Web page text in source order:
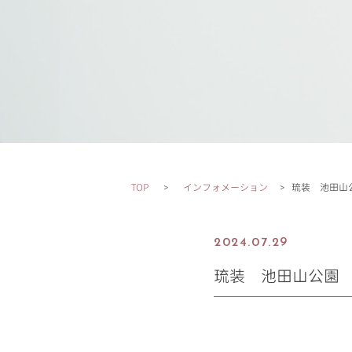
TOP インフォメーション 琉装 池田山
2024.07.29
琉装 池田山公園